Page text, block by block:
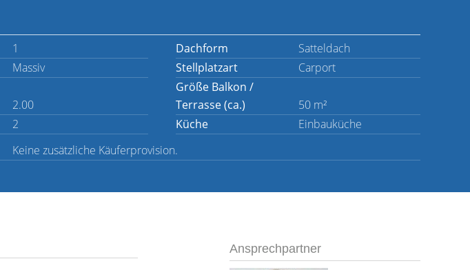
1 Dachform
Satteldach
Massiv Stellplatzart Carport
2.00
Größe Balkon /
Terrasse (ca.)
50 m²
2 Küche
Einbauküche
Keine zusätzliche Käuferprovision.
Ansprechpartner